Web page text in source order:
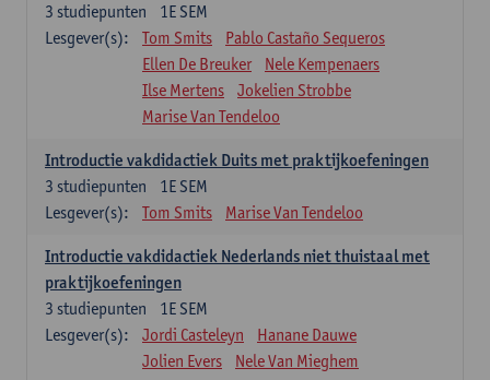
1E SEM
3 studiepunten
Lesgever(s):
Tom Smits
Pablo Castaño Sequeros
Ellen De Breuker
Nele Kempenaers
Ilse Mertens
Jokelien Strobbe
Marise Van Tendeloo
Introductie vakdidactiek Duits met praktijkoefeningen
1E SEM
3 studiepunten
Lesgever(s):
Tom Smits Marise Van Tendeloo
Introductie vakdidactiek Nederlands niet thuistaal met
praktijkoefeningen
1E SEM
3 studiepunten
Lesgever(s):
Jordi Casteleyn
Hanane Dauwe
Jolien Evers
Nele Van Mieghem